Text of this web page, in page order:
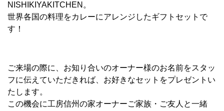
NISHIKIYAKITCHEN。
世界各国の料理をカレーにアレンジしたギフトセットで
す！
ご来場の際に、お知り合いのオーナー様のお名前をスタッ
フに伝えていただきれば、お好きなセットをプレゼントい
たします。
この機会に工房信州の家オーナーご家族・ご友人と一緒